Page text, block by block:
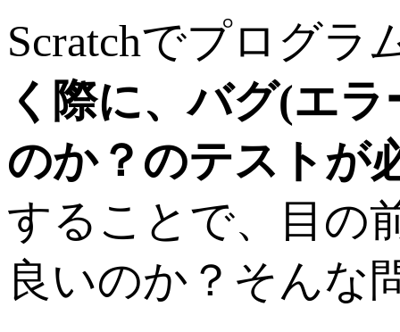
Scratchでプログラ
く際に、バグ(エ
のか？のテストが
することで、目の
良いのか？そんな